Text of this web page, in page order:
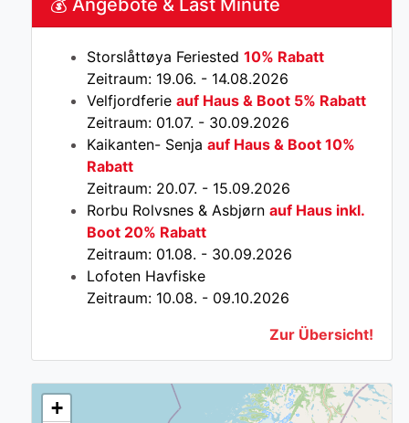
💰 Angebote & Last Minute
Storslåttøya Feriested 10% Rabatt
Zeitraum: 19.06. - 14.08.2026
Velfjordferie auf Haus & Boot 5% Rabatt
Zeitraum: 01.07. - 30.09.2026
Kaikanten- Senja auf Haus & Boot 10%
Rabatt
Zeitraum: 20.07. - 15.09.2026
Rorbu Rolvsnes & Asbjørn auf Haus inkl.
Boot 20% Rabatt
Zeitraum: 01.08. - 30.09.2026
Lofoten Havfiske
Zeitraum: 10.08. - 09.10.2026
Zur Übersicht!
+